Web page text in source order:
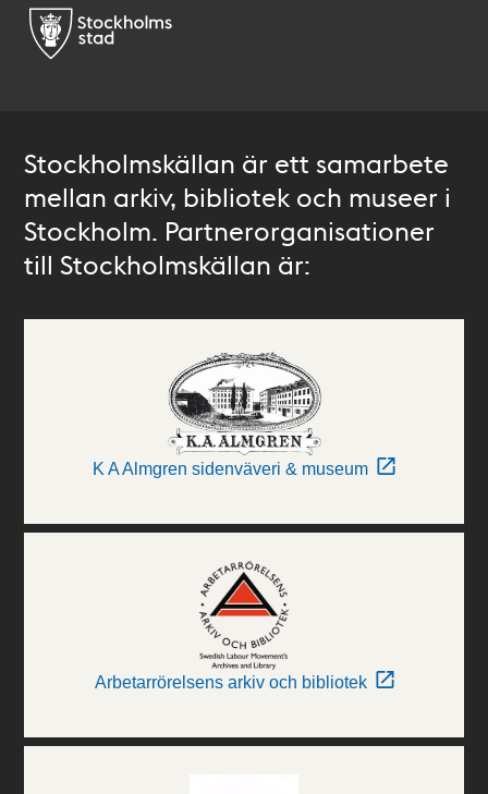
Stockholmskällan är ett samarbete
mellan arkiv, bibliotek och museer i
Stockholm. Partnerorganisationer
till Stockholmskällan är:
K A Almgren sidenväveri & museum
Arbetarrörelsens arkiv och bibliotek